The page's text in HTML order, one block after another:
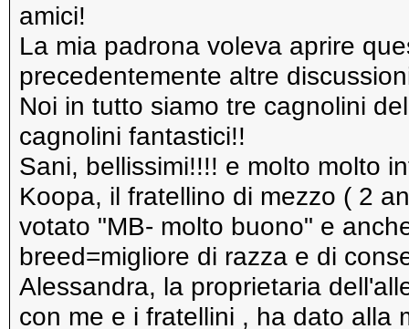
amici!
La mia padrona voleva aprire
precedentemente altre
Noi in tutto siamo tre cagnolini
cagnolini fantastici!!
Sani, bellissimi!!!! e molto molto
Koopa, il fratellino di mezzo ( 2
votato "MB- molto buono" e
breed=migliore di razza e di
Alessandra, la proprietaria
con me e i fratellini , ha dato alla